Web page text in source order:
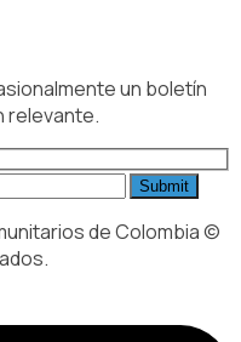
un boletín
relevante.
de Colombia ©